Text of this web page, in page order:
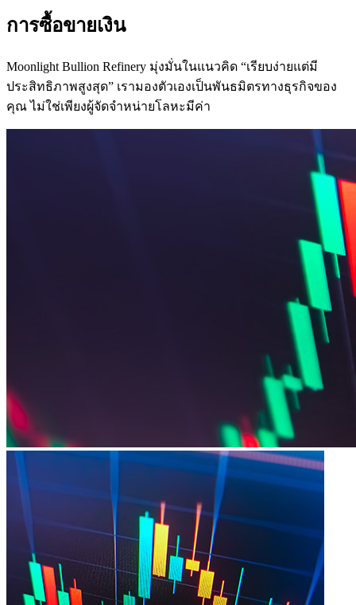
การซื้อขายเงิน
Moonlight Bullion Refinery มุ่งมั่นในแนวคิด “เรียบง่ายแต่มี
ประสิทธิภาพสูงสุด” เรามองตัวเองเป็นพันธมิตรทางธุรกิจของ
คุณ ไม่ใช่เพียงผู้จัดจำหน่ายโลหะมีค่า